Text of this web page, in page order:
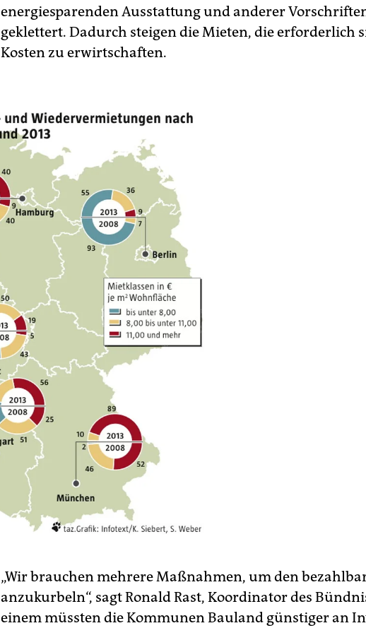
energiesparenden Ausstattung und anderer
geklettert. Dadurch steigen die Mieten, die erforderlich
Kosten zu erwirtschaften.
„Wir brauchen mehrere Maßnahmen, um den
anzukurbeln“, sagt Ronald Rast, Koordinator des
einem müssten die Kommunen Bauland günstiger an